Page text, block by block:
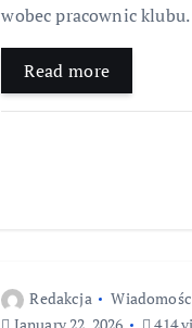
wobec pracownic klubu.
Read more
Redakcja